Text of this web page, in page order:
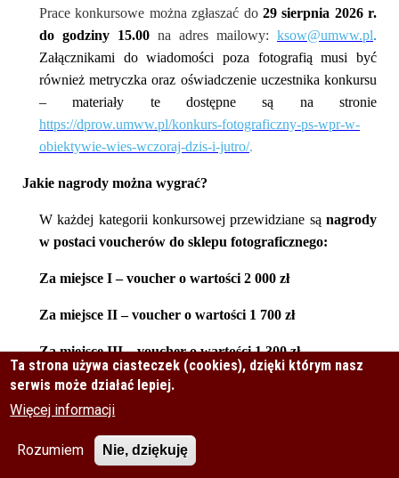
Prace konkursowe można zgłaszać do 29 sierpnia 2026 r.
do godziny 15.00 na adres mailowy: ksow@umww.pl.
Załącznikami do wiadomości poza fotografią musi być
również metryczka oraz oświadczenie uczestnika konkursu
– materiały te dostępne są na stronie
https://dprow.umww.pl/konkurs-fotograficzny-ps-wpr-w-
obiektywie-wies-wczoraj-dzis-i-jutro/.
Jakie nagrody można wygrać?
W każdej kategorii konkursowej przewidziane są nagrody
w postaci voucherów do sklepu fotograficznego:
Za miejsce I – voucher o wartości 2 000 zł
Za miejsce II – voucher o wartości 1 700 zł
Za miejsce III – voucher o wartości 1 300 zł
Ta strona używa ciasteczek (cookies), dzięki którym nasz
serwis może działać lepiej.
Więcej informacji
Rozumiem Nie, dziękuję